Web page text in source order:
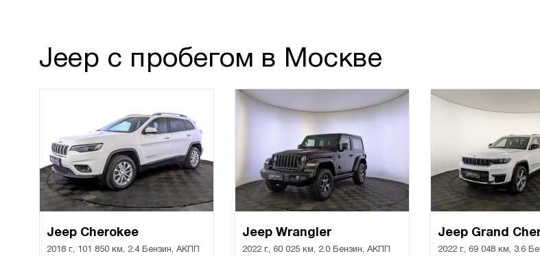
Jeep с пробегом в Москве
Jeep Cherokee
2018 г., 101 850 км, 2.4 Бензин, АКПП
Jeep Wrangler
2022 г., 60 025 км, 2.0 Бензин, АКПП
Jeep Grand
2022 г., 69 048 км, 3.6